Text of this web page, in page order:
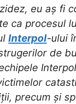
eu aș fi
ca procesul
Interpol-ului
de
precum și